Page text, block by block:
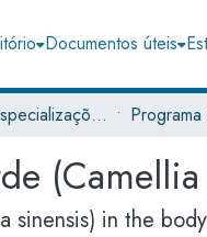
Documentos úteis
Trabalhos de Especializações
sinensis) in the